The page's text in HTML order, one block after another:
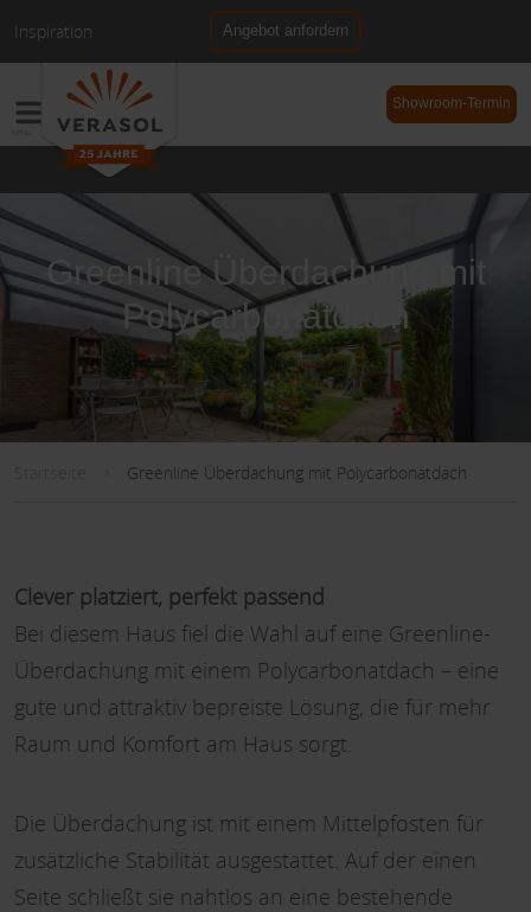
Inspiration Angebot anfordern
DE
Showroom-Termin
Greenline Überdachung mit
Polycarbonatdach
Greenline Überdachung mit Polycarbonatdach
Clever platziert, perfekt passend
Bei diesem Haus fiel die Wahl auf eine Greenline-
Überdachung mit einem Polycarbonatdach – eine
gute und attraktiv bepreiste Lösung, die für mehr
Raum und Komfort am Haus sorgt.
Die Überdachung ist mit einem Mittelpfosten für
zusätzliche Stabilität ausgestattet. Auf der einen
Seite schließt sie nahtlos an eine bestehende